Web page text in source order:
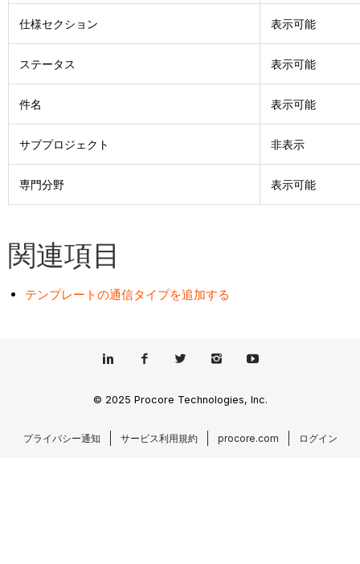
仕様セクション 表示可能
ステータス 表示可能
件名 表示可能
サブプロジェクト 非表示
専門分野 表示可能
関連項目
テンプレートの通信タイプを追加する
© 2025 Procore Technologies, Inc.
プライバシー通知 サービス利用規約 procore.com ログイン